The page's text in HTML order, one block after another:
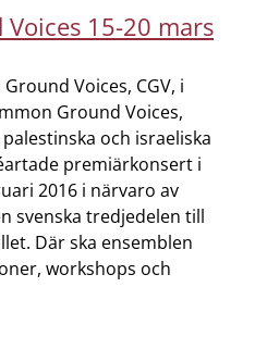
15-20 mars
Voices, CGV, i
Ground Voices,
och israeliska
premiärkonsert i
2016 i närvaro av
svenska tredjedelen till
Där ska ensemblen
workshops och